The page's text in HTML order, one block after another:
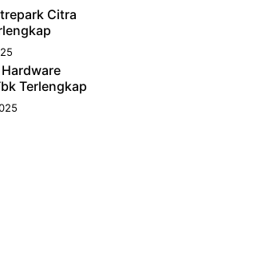
Citra
Hardware
Terlengkap